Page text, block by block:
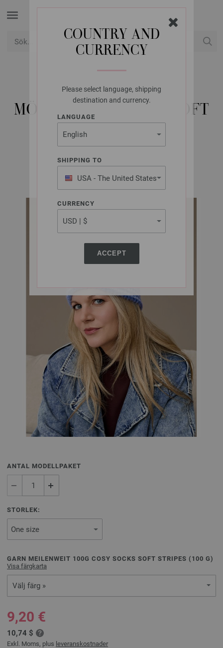
COUNTRY AND
CURRENCY
Please select language, shipping
destination and currency.
LANGUAGE
SHIPPING TO
USA - The United States
of America
CURRENCY
ACCEPT
LANA GROSSA
MÖSSA COSY SOCKS SOFT
STRIPES
Cosy Socks & More Booklet | Modell 7
ANTAL MODELLPAKET
STORLEK:
GARN MEILENWEIT 100G COSY SOCKS SOFT STRIPES ( 100 G)
Visa färgkarta
Välj färg »
9,20 €
10,74 $
Exkl. Moms, plus leveranskostnader